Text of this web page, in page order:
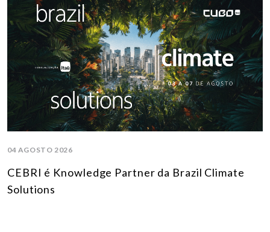
04 AGOSTO 2026
CEBRI é Knowledge Partner da Brazil Climate
Solutions